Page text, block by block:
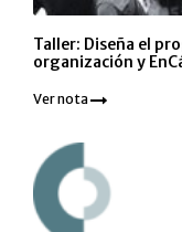
Taller: Diseña el
organización y
Ver nota